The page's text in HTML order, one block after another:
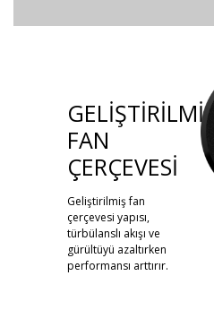
GELİŞTİRİLMİŞ
FAN
ÇERÇEVESİ
Geliştirilmiş fan
çerçevesi yapısı,
türbülanslı akışı ve
gürültüyü azaltırken
performansı arttırır.